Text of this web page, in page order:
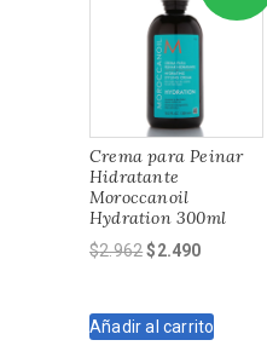
Crema para Peinar
Hidratante
Moroccanoil
Hydration 300ml
$2.962El
era:
$2.490El
es:
Añadir al carrito